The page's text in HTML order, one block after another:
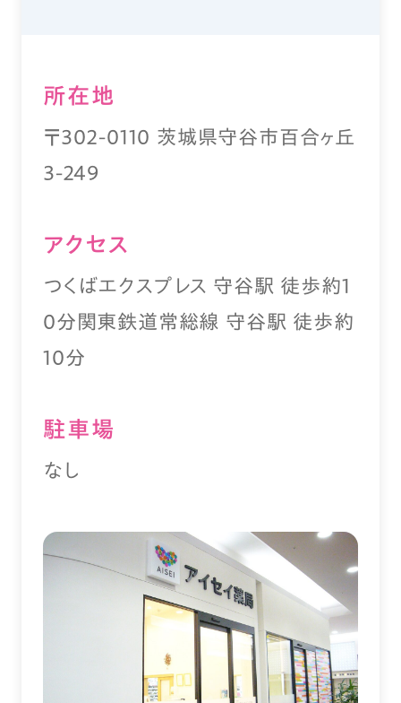
所在地
〒302-0110 茨城県守谷市百合ヶ丘
3-249
アクセス
つくばエクスプレス 守谷駅 徒歩約1
0分関東鉄道常総線 守谷駅 徒歩約
10分
駐⾞場
なし